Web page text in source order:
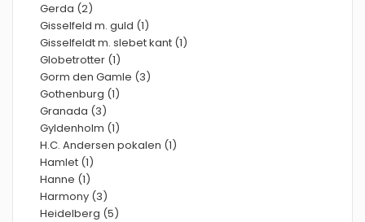
Gerda (2)
Gisselfeld m. guld (1)
Gisselfeldt m. slebet kant (1)
Globetrotter (1)
Gorm den Gamle (3)
Gothenburg (1)
Granada (3)
Gyldenholm (1)
H.C. Andersen pokalen (1)
Hamlet (1)
Hanne (1)
Harmony (3)
Heidelberg (5)